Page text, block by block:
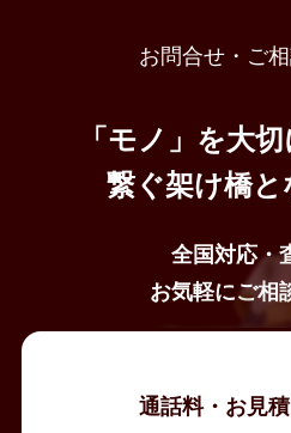
お問合せ・ご
「モノ」を大
繋ぐ架け橋と
全国対応・
お気軽にご相
通話料・お見